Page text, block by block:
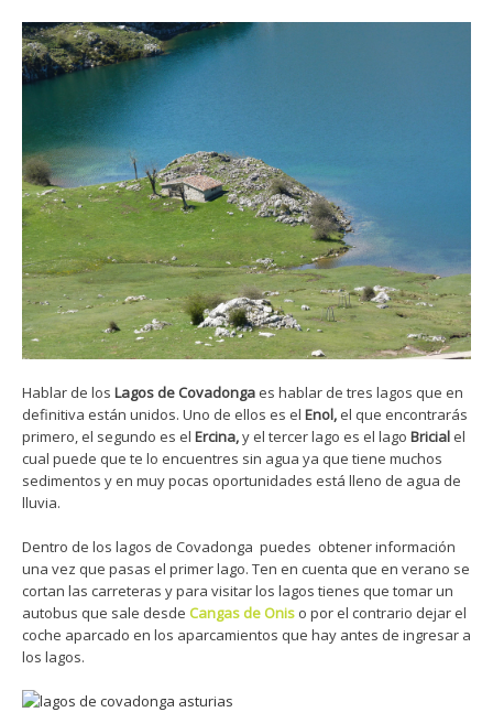
Hablar de los Lagos de Covadonga es hablar de tres lagos que en
definitiva están unidos. Uno de ellos es el Enol, el que encontrarás
primero, el segundo es el Ercina,y el tercer lago es el lago Bricial el
cual puede que te lo encuentres sin agua ya que tiene muchos
sedimentos y en muy pocas oportunidades está lleno de agua de
lluvia.
Dentro de los lagos de Covadonga puedes obtener información
una vez que pasas el primer lago. Ten en cuenta que en verano se
cortan las carreteras y para visitar los lagos tienes que tomar un
autobus que sale desde Cangas de Onis o por el contrario dejar el
coche aparcado en los aparcamientos que hay antes de ingresar a
los lagos.